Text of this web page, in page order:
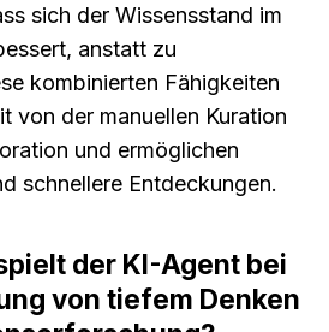
sich der Wissensstand im
anstatt zu
kombinierten Fähigkeiten
von der manuellen Kuration
und ermöglichen
schnellere Entdeckungen.
der KI-Agent bei
von tiefem Denken